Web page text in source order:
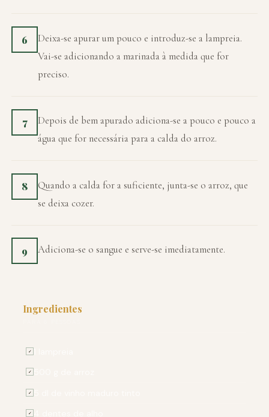
6
Deixa-se apurar um pouco e introduz-se a lampreia.
Vai-se adicionando a marinada à medida que for
preciso.
7
Depois de bem apurado adiciona-se a pouco e pouco a
água que for necessária para a calda do arroz.
8
Quando a calda for a suficiente, junta-se o arroz, que
se deixa cozer.
9 Adiciona-se o sangue e serve-se imediatamente.
Ingredientes
✓
✓
✓
✓